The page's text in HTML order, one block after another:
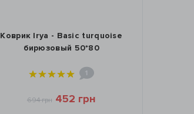
Коврик Irya - Basic turquoise
бирюзовый 50*80
1
694 грн 452 грн